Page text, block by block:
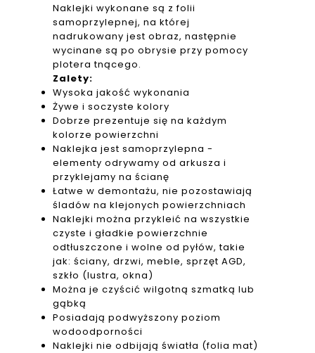
Naklejki wykonane są z folii
samoprzylepnej, na której
nadrukowany jest obraz, następnie
wycinane są po obrysie przy pomocy
plotera tnącego.
Zalety:
Wysoka jakość wykonania
Żywe i soczyste kolory
Dobrze prezentuje się na każdym
kolorze powierzchni
Naklejka jest samoprzylepna -
elementy odrywamy od arkusza i
przyklejamy na ścianę
Łatwe w demontażu, nie pozostawiają
śladów na klejonych powierzchniach
Naklejki można przykleić na wszystkie
czyste i gładkie powierzchnie
odtłuszczone i wolne od pyłów, takie
jak: ściany, drzwi, meble, sprzęt AGD,
szkło (lustra, okna)
Można je czyścić wilgotną szmatką lub
gąbką
Posiadają podwyższony poziom
wodoodporności
Naklejki nie odbijają światła (folia mat)